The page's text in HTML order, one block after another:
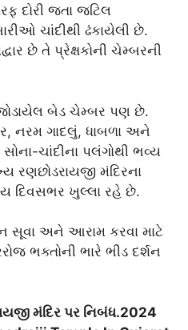
દોરી જતા જટિલ
ચાંદીથી ઢંકાયેલી છે.
છે તે પ્રેક્ષકોની ચેમ્બરની
બેડ ચેમ્બર પણ છે.
નરમ ગાદલું, ધાબળા અને
ચાંદીના પલંગોથી ભવ્ય
રણછોડરાયજી મંદિરના
દિવસભર ખુલ્લા રહે છે.
અને આરામ કરવા માટે
ભક્તોની ભારે ભીડ દર્શન
મંદિર પર નિબંધ.2024